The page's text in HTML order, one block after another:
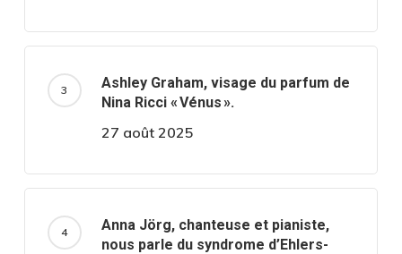
Ashley Graham, visage du parfum de
Nina Ricci « Vénus ».
27 août 2025
Anna Jörg, chanteuse et pianiste,
nous parle du syndrome d’Ehlers-